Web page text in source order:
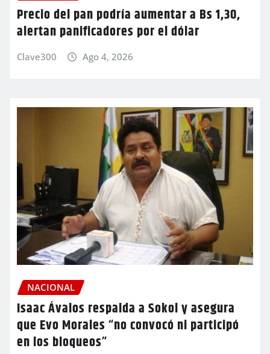
Precio del pan podría aumentar a Bs 1,30,
alertan panificadores por el dólar
Clave300 Ago 4, 2026
NACIONAL
Isaac Ávalos respalda a Sokol y asegura
que Evo Morales “no convocó ni participó
en los bloqueos”